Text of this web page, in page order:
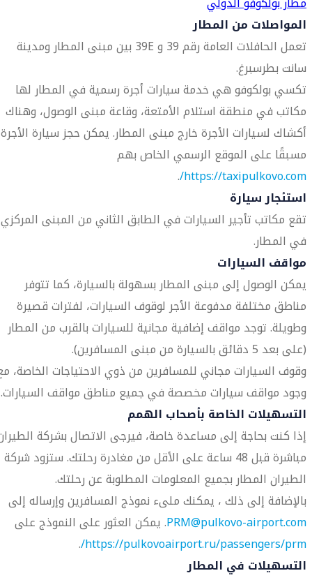
المواصلات من المطار
تعمل الحافلات العامة رقم 39 و 39E بين مبنى المطار ومدينة
سانت بطرسبرغ.
تكسي بولكوفو هي خدمة سيارات أجرة رسمية في المطار لها
مكاتب في منطقة استلام الأمتعة، وقاعة مبنى الوصول، وهناك
أكشاك لسيارات الأجرة خارج مبنى المطار. يمكن حجز سيارة الأجرة
مسبقًا على الموقع الرسمي الخاص بهم
https://taxipulkovo.com/
.
استئجار سيارة
تقع مكاتب تأجير السيارات في الطابق الثاني من المبنى المركزي
في المطار.
مواقف السيارات
يمكن الوصول إلى مبنى المطار بسهولة بالسيارة، كما تتوفر
مناطق مختلفة مدفوعة الأجر لوقوف السيارات، لفترات قصيرة
وطويلة. توجد مواقف إضافية مجانية للسيارات بالقرب من المطار
(على بعد 5 دقائق بالسيارة من مبنى المسافرين).
وقوف السيارات مجاني للمسافرين من ذوي الاحتياجات الخاصة،
وجود مواقف سيارات مخصصة في جميع مناطق مواقف السيارات.
التسهيلات الخاصة بأصحاب الهمم
إذا كنت بحاجة إلى مساعدة خاصة، فيرجى الاتصال بشركة
مباشرة قبل 48 ساعة على الأقل من مغادرة رحلتك. ستزود شركة
الطيران المطار بجميع المعلومات المطلوبة عن رحلتك.
بالإضافة إلى ذلك ، يمكنك ملىء نموذج المسافرين وإرساله إلى
PRM@pulkovo-airport.com. يمكن العثور على النموذج على
https://pulkovoairport.ru/passengers/prm/
.
التسهيلات في المطار